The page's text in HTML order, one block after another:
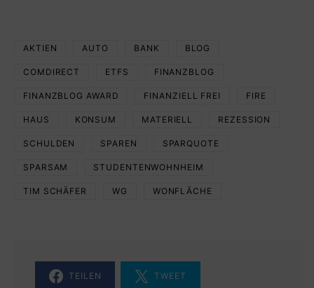
AKTIEN AUTO BANK BLOG
COMDIRECT ETFS FINANZBLOG
FINANZBLOG AWARD FINANZIELL FREI FIRE
HAUS KONSUM MATERIELL REZESSION
SCHULDEN SPAREN SPARQUOTE
SPARSAM STUDENTENWOHNHEIM
TIM SCHÄFER WG WONFLÄCHE
TEILEN TWEET